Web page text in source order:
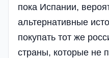
пока Испании,
альтернативные
покупать тот же
страны, которые не